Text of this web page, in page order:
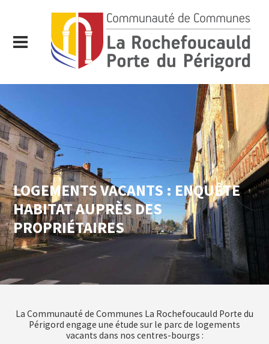
LOGEMENTS VACANTS : ENQUÊTE
HABITAT AUPRÈS DES
PROPRIÉTAIRES
La Communauté de Communes La Rochefoucauld Porte du
Périgord engage une étude sur le parc de logements
vacants dans nos centres-bourgs :